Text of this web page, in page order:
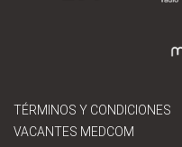
TÉRMINOS Y CONDICIONES
VACANTES MEDCOM